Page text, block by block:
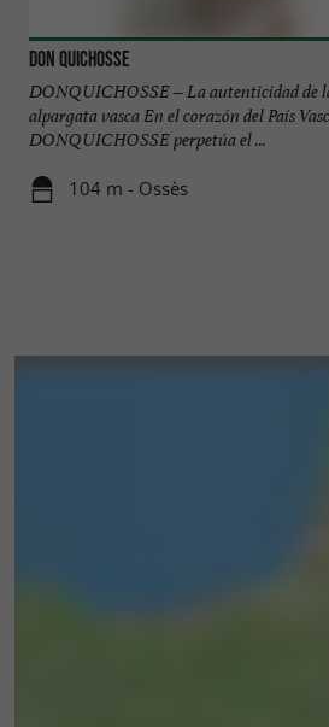
Don Quichosse
DONQUICHOSSE – La autenticidad de
alpargata vasca En el corazón del País
DONQUICHOSSE perpetúa el ...
104 m - Ossès